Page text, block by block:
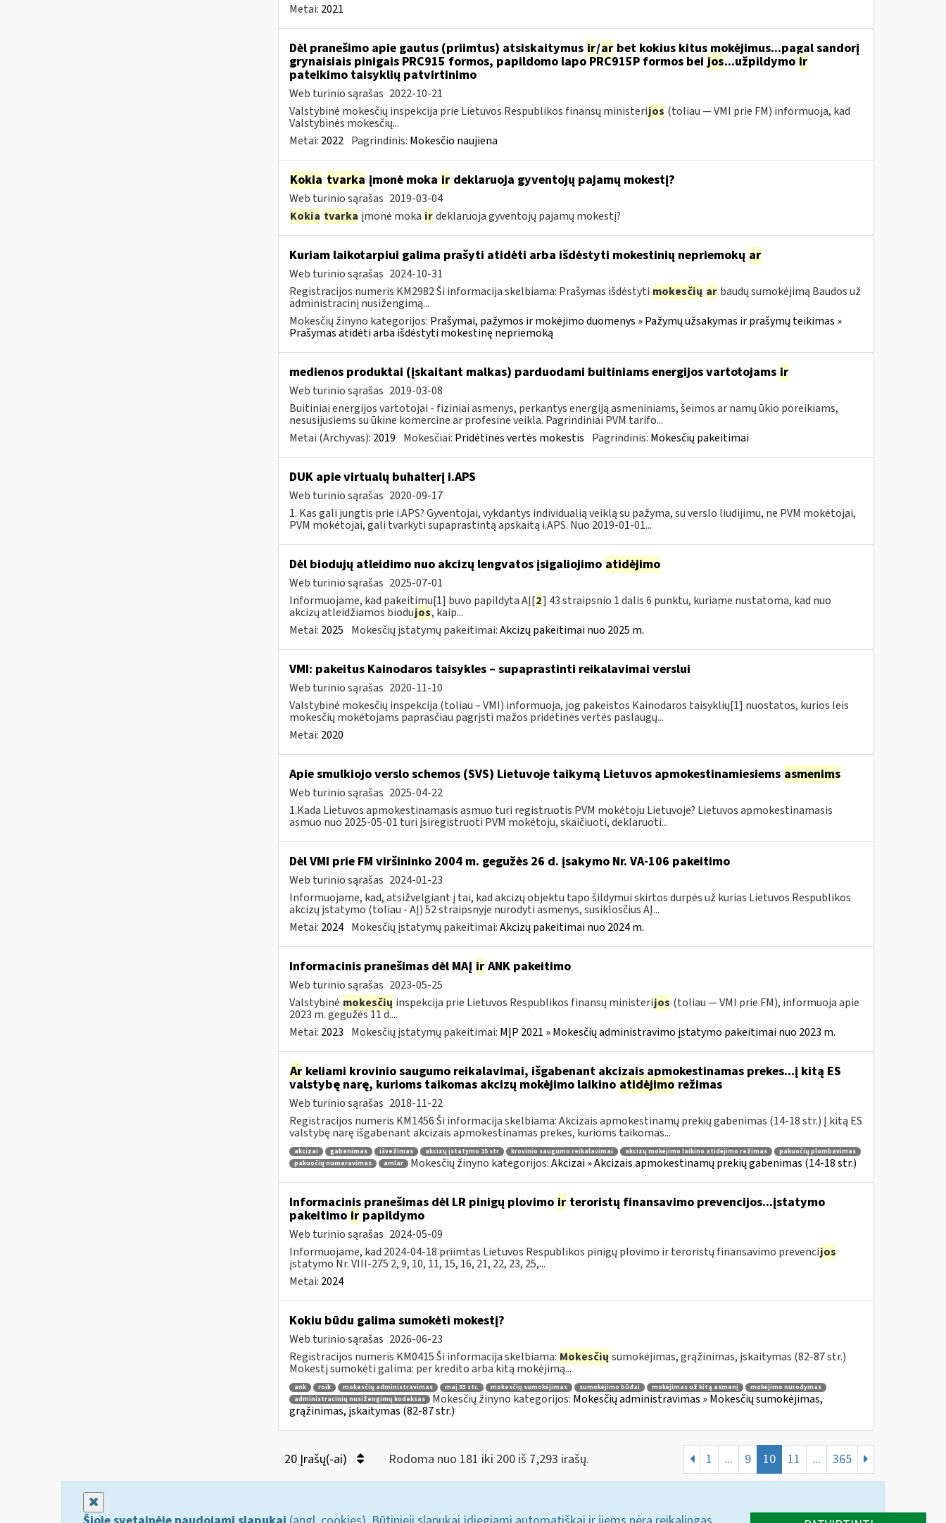
Metai: 2021
Dėl pranešimo apie gautus (priimtus) atsiskaitymus ir/arbet kokius kitus mokėjimus...pagal sandorį
grynaisiais pinigais PRC915 formos, papildomo lapo PRC915P formos bei jos...užpildymo ir
pateikimo taisyklių patvirtinimo
Web turinio sąrašas 2022-10-21
Valstybinė mokesčių inspekcija prie Lietuvos Respublikos finansų ministerijos (toliau ― VMI prie FM) informuoja, kad
Valstybinės mokesčių...
Metai: 2022 Pagrindinis: Mokesčio naujiena
Kokia tvarka įmonė moka irdeklaruoja gyventojų pajamų mokestį?
Web turinio sąrašas 2019-03-04
Kokia tvarka įmonė moka ir deklaruoja gyventojų pajamų mokestį?
Kuriam laikotarpiui galima prašyti atidėti arba išdėstyti mokestinių nepriemokų ar
Web turinio sąrašas 2024-10-31
Registracijos numeris KM2982 Ši informacija skelbiama: Prašymas išdėstyti mokesčių ar baudų sumokėjimą Baudos už
administracinį nusižengimą...
Mokesčių žinyno kategorijos: Prašymai, pažymos ir mokėjimo duomenys » Pažymų užsakymas ir prašymų teikimas »
Prašymas atidėti arba išdėstyti mokestinę nepriemoką
medienos produktai (įskaitant malkas) parduodami buitiniams energijos vartotojams ir
Web turinio sąrašas 2019-03-08
Buitiniai energijos vartotojai - fiziniai asmenys, perkantys energiją asmeniniams, šeimos ar namų ūkio poreikiams,
nesusijusiems su ūkine komercine ar profesine veikla. Pagrindiniai PVM tarifo...
Metai (Archyvas): 2019 Mokesčiai: Pridėtinės vertės mokestis Pagrindinis: Mokesčių pakeitimai
DUK apie virtualų buhalterį i.APS
Web turinio sąrašas 2020-09-17
1. Kas gali jungtis prie i.APS? Gyventojai, vykdantys individualią veiklą su pažyma, su verslo liudijimu, ne PVM mokėtojai,
PVM mokėtojai, gali tvarkyti supaprastintą apskaitą i.APS. Nuo 2019-01-01...
Dėl biodujų atleidimo nuo akcizų lengvatos įsigaliojimo atidėjimo
Web turinio sąrašas 2025-07-01
Informuojame, kad pakeitimu[1] buvo papildyta AĮ[2] 43 straipsnio 1 dalis 6 punktu, kuriame nustatoma, kad nuo
akcizų atleidžiamos biodujos, kaip...
Metai: 2025 Mokesčių įstatymų pakeitimai:Akcizų pakeitimai nuo 2025 m.
VMI: pakeitus Kainodaros taisykles – supaprastinti reikalavimai verslui
Web turinio sąrašas 2020-11-10
Valstybinė mokesčių inspekcija (toliau – VMI) informuoja, jog pakeistos Kainodaros taisyklių[1] nuostatos, kurios leis
mokesčių mokėtojams paprasčiau pagrįsti mažos pridėtinės vertės paslaugų...
Metai: 2020
Apie smulkiojo verslo schemos (SVS) Lietuvoje taikymą Lietuvos apmokestinamiesiems asmenims
Web turinio sąrašas 2025-04-22
1.Kada Lietuvos apmokestinamasis asmuo turi registruotis PVM mokėtoju Lietuvoje? Lietuvos apmokestinamasis
asmuo nuo 2025-05-01 turi įsiregistruoti PVM mokėtoju, skaičiuoti, deklaruoti...
Dėl VMI prie FM viršininko 2004 m. gegužės 26 d. įsakymo Nr. VA-106 pakeitimo
Web turinio sąrašas 2024-01-23
Informuojame, kad, atsižvelgiant į tai, kad akcizų objektu tapo šildymui skirtos durpės už kurias Lietuvos Respublikos
akcizų įstatymo (toliau - AĮ) 52 straipsnyje nurodyti asmenys, susiklosčius AĮ...
Metai: 2024 Mokesčių įstatymų pakeitimai:Akcizų pakeitimai nuo 2024 m.
Informacinis pranešimas dėl MAĮ irANK pakeitimo
Web turinio sąrašas 2023-05-25
Valstybinė mokesčių inspekcija prie Lietuvos Respublikos finansų ministerijos (toliau — VMI prie FM), informuoja apie
2023 m. gegužės 11 d....
Metai: 2023 Mokesčių įstatymų pakeitimai: MĮP 2021 » Mokesčių administravimo įstatymo pakeitimai nuo 2023 m.
Arkeliami krovinio saugumo reikalavimai, išgabenant akcizais apmokestinamas prekes...į kitą ES
valstybę narę, kurioms taikomas akcizų mokėjimo laikino atidėjimo režimas
Web turinio sąrašas 2018-11-22
Registracijos numeris KM1456 Ši informacija skelbiama: Akcizais apmokestinamų prekių gabenimas (14-18 str.) Į kitą ES
valstybę narę išgabenant akcizais apmokestinamas prekes, kurioms taikomas...
akcizai gabenimas išvežimas akcizų įstatymo 15 str krovinio saugumo reikalavimai akcizų mokėjimo laikino atidėjimo režimas
pakuočių plombavimas
pakuočių numeravimas
amlar Mokesčių žinyno kategorijos:Akcizai » Akcizais apmokestinamų prekių gabenimas (14-18 str.)
Informacinis pranešimas dėl LR pinigų plovimo irteroristų finansavimo prevencijos...įstatymo
pakeitimo irpapildymo
Web turinio sąrašas 2024-05-09
Informuojame, kad 2024-04-18 priimtas Lietuvos Respublikos pinigų plovimo ir teroristų finansavimo prevencijos
įstatymo Nr. VIII-275 2, 9, 10, 11, 15, 16, 21, 22, 23, 25,...
Metai: 2024
Kokiu būdu galima sumokėti mokestį?
Web turinio sąrašas 2026-06-23
Registracijos numeris KM0415 Ši informacija skelbiama: Mokesčių sumokėjimas, grąžinimas, įskaitymas (82-87 str.)
Mokestį sumokėti galima: per kredito arba kitą mokėjimą...
ank roik mokesčių administravimas maį 83 str. mokesčių sumokėjimas sumokėjimo būdai mokėjimas už kitą asmenį
mokėjimo nurodymas
administracinių nusižengimų kodeksas
Mokesčių žinyno kategorijos: Mokesčių administravimas » Mokesčių sumokėjimas,
grąžinimas, įskaitymas (82-87 str.)
20 Įrašų(-ai) Rodoma nuo 181 iki 200 iš 7,293 irašų. 1 ... 9 10 11 ... 365